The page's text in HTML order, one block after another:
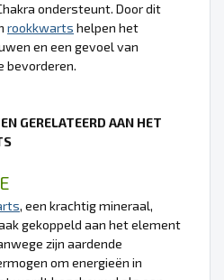
ondersteunt. Door dit
rookkwarts helpen het
en een gevoel van
bevorderen.
GERELATEERD AAN HET
, een krachtig mineraal,
gekoppeld aan het element
zijn aardende
om energieën in